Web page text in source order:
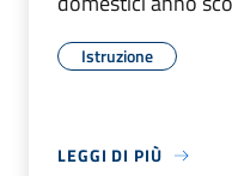
Istruzione
LEGGI DI PIÙ